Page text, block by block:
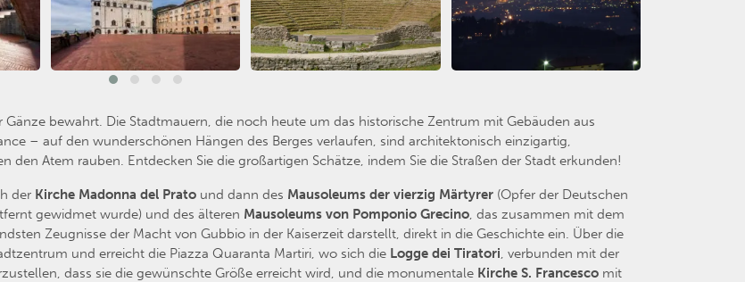
bewahrt. Die Stadtmauern, die noch heute um das historische Zentrum mit Gebäuden aus
– auf den wunderschönen Hängen des Berges verlaufen, sind architektonisch einzigartig,
den Atem rauben. Entdecken Sie die großartigen Schätze, indem Sie die Straßen der Stadt erkunden!
der Kirche Madonna del Prato und dann des Mausoleums der vierzig Märtyrer (Opfer der Deutschen
gewidmet wurde) und des älteren Mausoleums von Pomponio Grecino, das zusammen mit dem
Zeugnisse der Macht von Gubbio in der Kaiserzeit darstellt, direkt in die Geschichte ein. Über die
und erreicht die Piazza Quaranta Martiri, wo sich die Logge dei Tiratori, verbunden mit der
dass sie die gewünschte Größe erreicht wird, und die monumentale Kirche S. Francesco mit